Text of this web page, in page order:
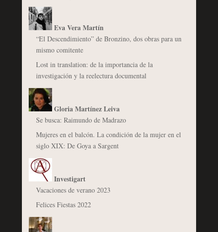
Eva Vera Martín
“El Descendimiento” de Bronzino, dos obras para un
mismo comitente
Lost in translation: de la importancia de la
investigación y la reelectura documental
Gloria Martínez Leiva
Se busca: Raimundo de Madrazo
Mujeres en el balcón. La condición de la mujer en el
siglo XIX: De Goya a Sargent
Investigart
Vacaciones de verano 2023
Felices Fiestas 2022